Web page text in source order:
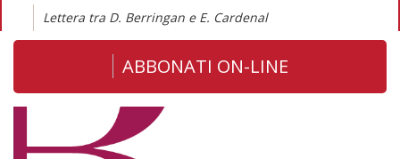
Lettera tra D. Berringan e E. Cardenal
ABBONATI ON-LINE